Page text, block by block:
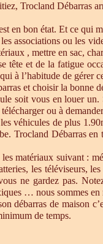
Trocland Débarras
en bon état. Et ce qui
associations ou les
, mettre en sac,
et de la fatigue
à l’habitude de gérer
et choisir la bonne
soit vous en louer un.
ou à
véhicules de plus
Trocland Débarras en
matériaux suivant :
les téléviseurs,
ne gardez pas.
… nous sommes en
débarras de maison
de temps.